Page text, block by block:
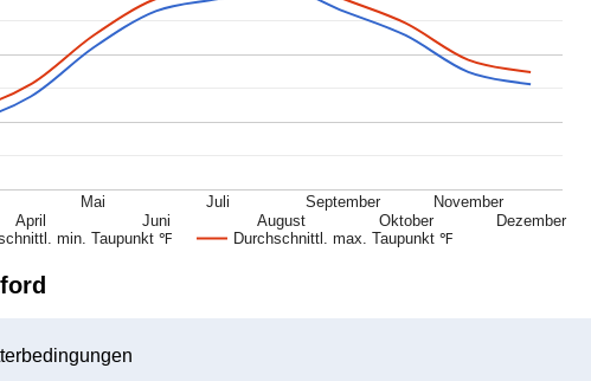
min. Taupunkt ℉ Durchschnittl. max. Taupunkt ℉
April
Mai
Juni
Juli
August
September
Oktober
November
Dezember